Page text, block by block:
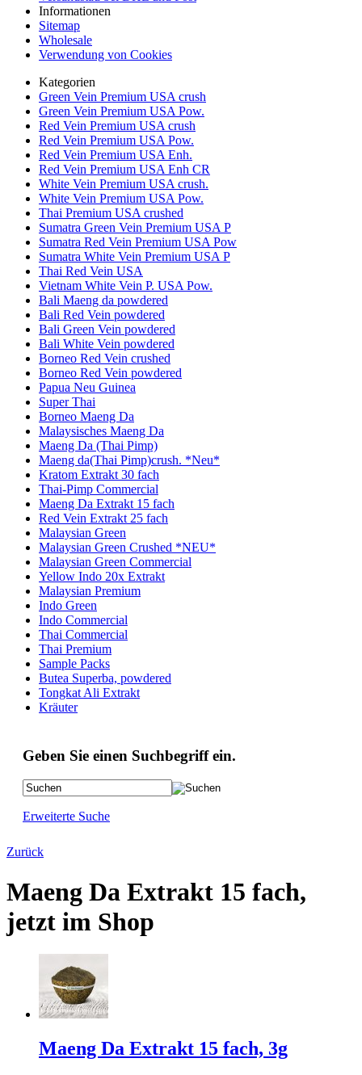
Informationen
Sitemap
Wholesale
Verwendung von Cookies
Kategorien
Green Vein Premium USA crush
Green Vein Premium USA Pow.
Red Vein Premium USA crush
Red Vein Premium USA Pow.
Red Vein Premium USA Enh.
Red Vein Premium USA Enh CR
White Vein Premium USA crush.
White Vein Premium USA Pow.
Thai Premium USA crushed
Sumatra Green Vein Premium USA P
Sumatra Red Vein Premium USA Pow
Sumatra White Vein Premium USA P
Thai Red Vein USA
Vietnam White Vein P. USA Pow.
Bali Maeng da powdered
Bali Red Vein powdered
Bali Green Vein powdered
Bali White Vein powdered
Borneo Red Vein crushed
Borneo Red Vein powdered
Papua Neu Guinea
Super Thai
Borneo Maeng Da
Malaysisches Maeng Da
Maeng Da (Thai Pimp)
Maeng da(Thai Pimp)crush. *Neu*
Kratom Extrakt 30 fach
Thai-Pimp Commercial
Maeng Da Extrakt 15 fach
Red Vein Extrakt 25 fach
Malaysian Green
Malaysian Green Crushed *NEU*
Malaysian Green Commercial
Yellow Indo 20x Extrakt
Malaysian Premium
Indo Green
Indo Commercial
Thai Commercial
Thai Premium
Sample Packs
Butea Superba, powdered
Tongkat Ali Extrakt
Kräuter
Geben Sie einen Suchbegriff ein.
Erweiterte Suche
Zurück
Maeng Da Extrakt 15 fach,
jetzt im Shop
Maeng Da Extrakt 15 fach, 3g